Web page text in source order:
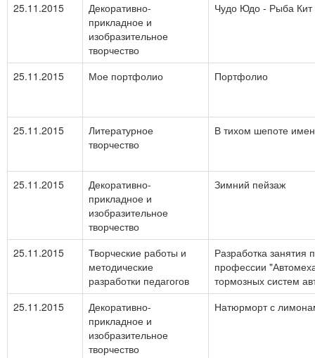
25.11.2015
Декоративно-
прикладное и
изобразительное
творчество
Чудо Юдо - Рыба Кит
25.11.2015 Мое портфолио Портфолио
25.11.2015
Литературное
творчество
В тихом шепоте
25.11.2015
Декоративно-
прикладное и
изобразительное
творчество
Зимний пейзаж
25.11.2015
Творческие работы и
методические
разработки педагогов
Разработка занятия
профессии
тормозных систем
25.11.2015
Декоративно-
прикладное и
изобразительное
творчество
Натюрморт с